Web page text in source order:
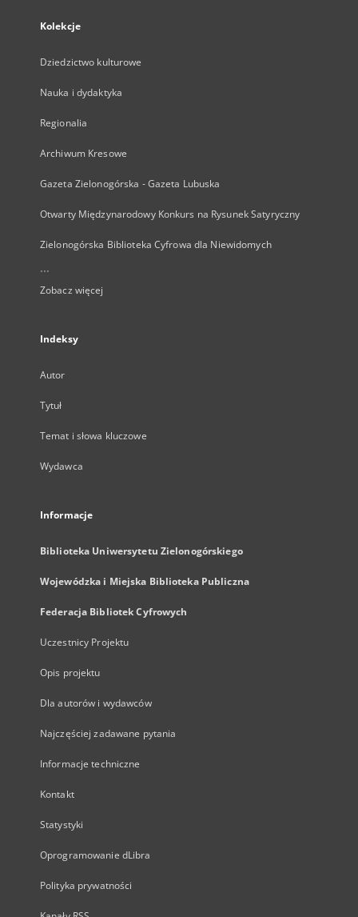
Kolekcje
Dziedzictwo kulturowe
Nauka i dydaktyka
Regionalia
Archiwum Kresowe
Gazeta Zielonogórska - Gazeta Lubuska
Otwarty Międzynarodowy Konkurs na Rysunek Satyryczny
Zielonogórska Biblioteka Cyfrowa dla Niewidomych
...
Zobacz więcej
Indeksy
Autor
Tytuł
Temat i słowa kluczowe
Wydawca
Informacje
Biblioteka Uniwersytetu Zielonogórskiego
Wojewódzka i Miejska Biblioteka Publiczna
Federacja Bibliotek Cyfrowych
Uczestnicy Projektu
Opis projektu
Dla autorów i wydawców
Najczęściej zadawane pytania
Informacje techniczne
Kontakt
Statystyki
Oprogramowanie dLibra
Polityka prywatności